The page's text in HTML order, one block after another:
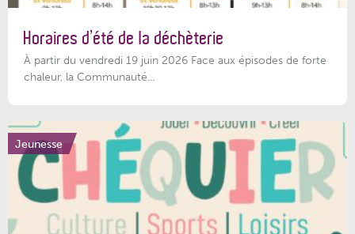
Horaires d’été de la déchèterie
À partir du vendredi 19 juin 2026 Face aux épisodes de forte
chaleur, la Communauté...
Jeunesse